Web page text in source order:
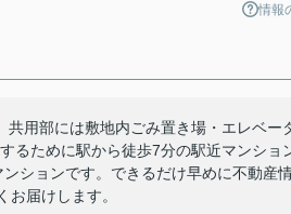
情報
用部には敷地内ごみ置き場・エレベー
るために駅から徒歩7分の駅近マンショ
ションです。できるだけ早めに不動産
届けします。